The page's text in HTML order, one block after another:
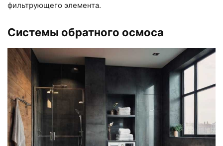
фильтрующего элемента.
Системы обратного осмоса